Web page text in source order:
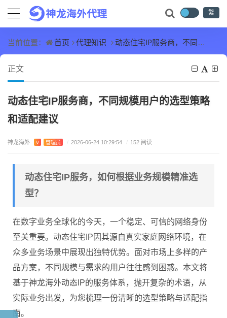
繁
当前位置： 首页 代理知识 动态住宅IP服务商，不同规模用户的选型策略和适配建议
正文
动态住宅IP服务商，不同规模用户的选型策略
和适配建议
神龙海外 V 管理员 / 2026-06-24 10:29:54 / 152 阅读
动态住宅IP服务，如何根据业务规模精准选
型？
在数字业务全球化的今天，一个稳定、可信的网络身份
至关重要。动态住宅IP因其源自真实家庭网络环境，在
众多业务场景中展现出独特优势。面对市场上多样的产
品方案，不同规模与需求的用户往往感到困惑。本文将
基于神龙海外动态IP的服务体系，抛开复杂的术语，从
实际业务出发，为您梳理一份清晰的选型策略与适配指
南。